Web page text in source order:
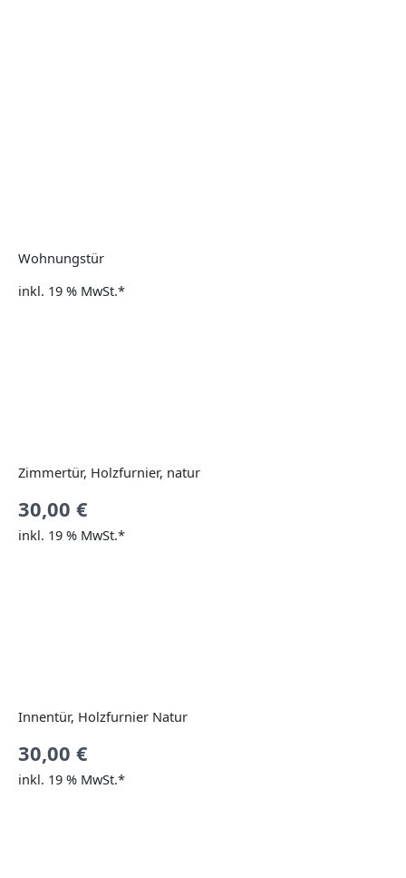
Wohnungstür
inkl. 19 % MwSt.*
Zimmertür, Holzfurnier, natur
30,00 €
inkl. 19 % MwSt.*
Innentür, Holzfurnier Natur
30,00 €
inkl. 19 % MwSt.*